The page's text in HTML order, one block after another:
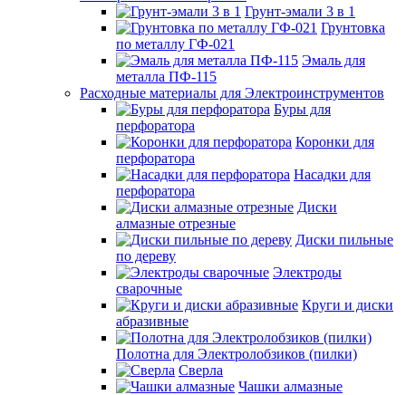
Грунт-эмали 3 в 1
Грунтовка
по металлу ГФ-021
Эмаль для
металла ПФ-115
Расходные материалы для Электроинструментов
Буры для
перфоратора
Коронки для
перфоратора
Насадки для
перфоратора
Диски
алмазные отрезные
Диски пильные
по дереву
Электроды
сварочные
Круги и диски
абразивные
Полотна для Электролобзиков (пилки)
Сверла
Чашки алмазные